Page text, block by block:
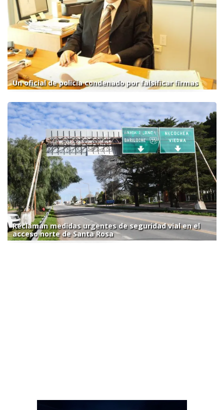
Un oficial de policía condenado por falsificar firmas
Reclaman medidas urgentes de seguridad vial en el
acceso norte de Santa Rosa